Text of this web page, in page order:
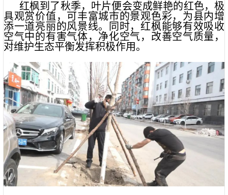
红枫到了秋季，叶片便会变成鲜艳的红色，极
具观赏价值，可丰富城市的景观色彩，为县内增
添一道亮丽的风景线。同时，红枫能够有效吸收
空气中的有害气体，净化空气，改善空气质量，
对维护生态平衡发挥积极作用。